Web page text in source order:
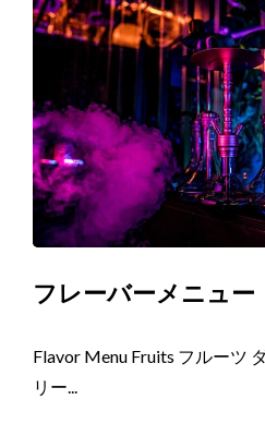
フレーバーメニュー
Flavor Menu Fruits フルーツ
リー...